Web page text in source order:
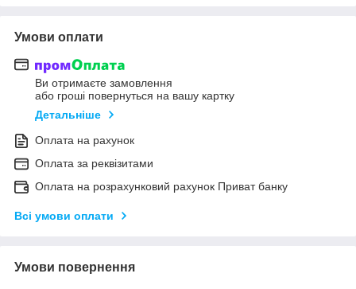
Умови оплати
Ви отримаєте замовлення
або гроші повернуться на вашу картку
Детальніше
Оплата на рахунок
Оплата за реквізитами
Оплата на розрахунковий рахунок Приват банку
Всі умови оплати
Умови повернення